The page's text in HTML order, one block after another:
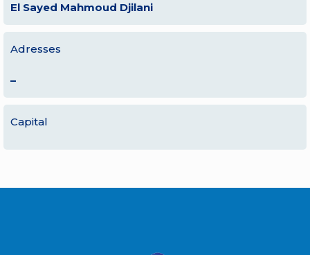
El Sayed Mahmoud Djilani
Adresses
–
Capital